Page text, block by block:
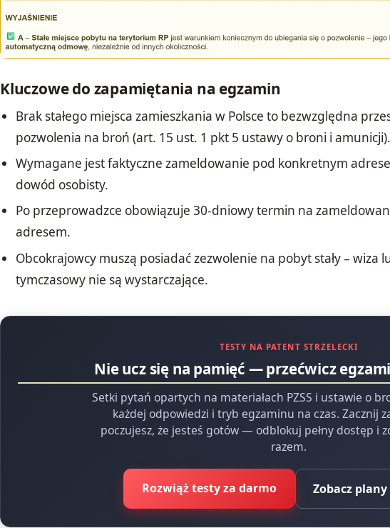
Kluczowe do zapamiętania na egzamin
Brak stałego miejsca zamieszkania w Polsce to bezwzględna
pozwolenia na broń (art. 15 ust. 1 pkt 5 ustawy o broni i amunicji).
Wymagane jest faktyczne zameldowanie pod konkretnym
dowód osobisty.
Po przeprowadzce obowiązuje 30-dniowy termin na
adresem.
Obcokrajowcy muszą posiadać zezwolenie na pobyt stały – wiza
tymczasowy nie są wystarczające.
TESTY NA PATENT STRZELECKI
Nie ucz się na pamięć — przećwicz
Setki pytań opartych na materiałach PZSS i ustawie o
każdej odpowiedzi i tryb egzaminu na czas. Zacznij
poczujesz, że jesteś gotów — odblokuj pełny dostęp i
razem.
Rozwiąż testy za darmo Zobacz